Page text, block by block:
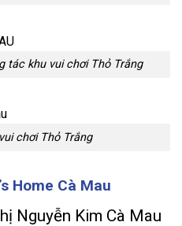
tác khu vui chơi Thỏ Trắng
chơi Thỏ Trắng
Home Cà Mau
Nguyễn Kim Cà Mau